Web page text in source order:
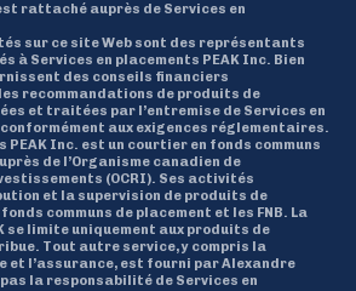
rattaché auprès de Services en
sur ce site Web sont des représentants
à Services en placements PEAK Inc. Bien
des conseils financiers
recommandations de produits de
et traitées par l’entremise de Services en
conformément aux exigences réglementaires.
PEAK Inc. est un courtier en fonds communs
de l’Organisme canadien de
(OCRI). Ses activités
et la supervision de produits de
communs de placement et les FNB. La
se limite uniquement aux produits de
Tout autre service, y compris la
l’assurance, est fourni par Alexandre
la responsabilité de Services en